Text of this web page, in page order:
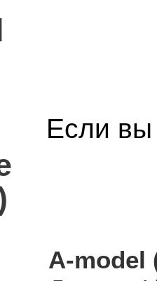
Если вы
A-model